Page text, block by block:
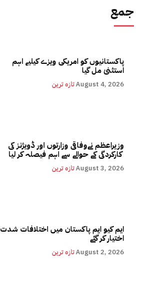
جمع
پاکستانیوں کو امریکی ویزے کیلیے اہم
استثنیٰ مل گیا
تازہ ترینAugust 4, 2026
وزیراعظم نےوفاقی وزارتوں اور ڈویژنز کی
کارکردگی کے حوالے سے اہم فیصلہ کر لیا
تازہ ترینAugust 3, 2026
ایم کیو ایم پاکستان میں اختلافات شدت
اختیار کر گئے
تازہ ترینAugust 2, 2026